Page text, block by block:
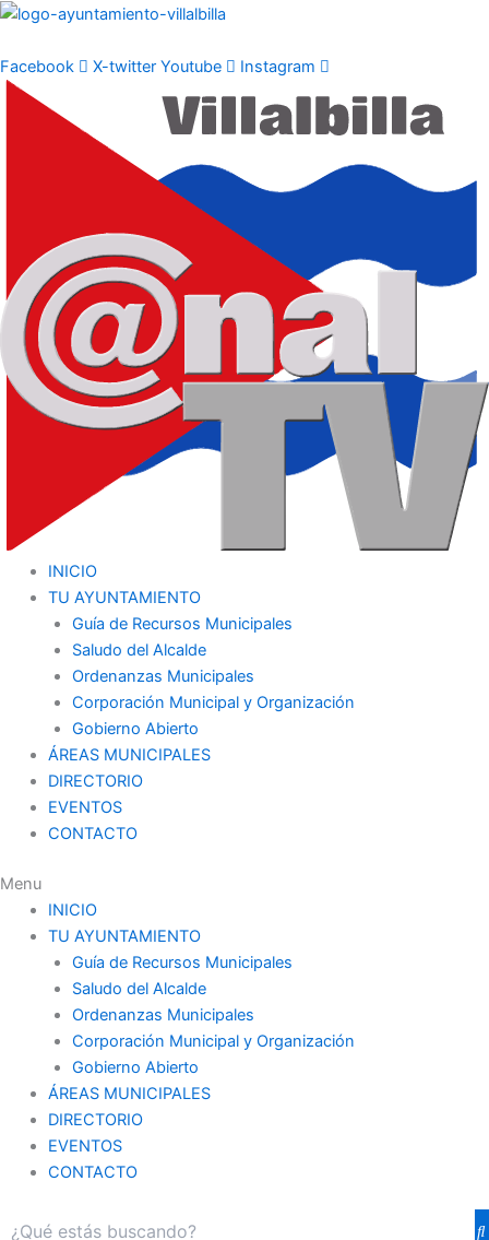
Ir
contenido
Facebook X-twitter Youtube Instagram
INICIO
TU AYUNTAMIENTO
Guía de Recursos Municipales
Saludo del Alcalde
Ordenanzas Municipales
Corporación Municipal y Organización
Gobierno Abierto
ÁREAS MUNICIPALES
DIRECTORIO
EVENTOS
CONTACTO
Menu
INICIO
TU AYUNTAMIENTO
Guía de Recursos Municipales
Saludo del Alcalde
Ordenanzas Municipales
Corporación Municipal y Organización
Gobierno Abierto
ÁREAS MUNICIPALES
DIRECTORIO
EVENTOS
CONTACTO